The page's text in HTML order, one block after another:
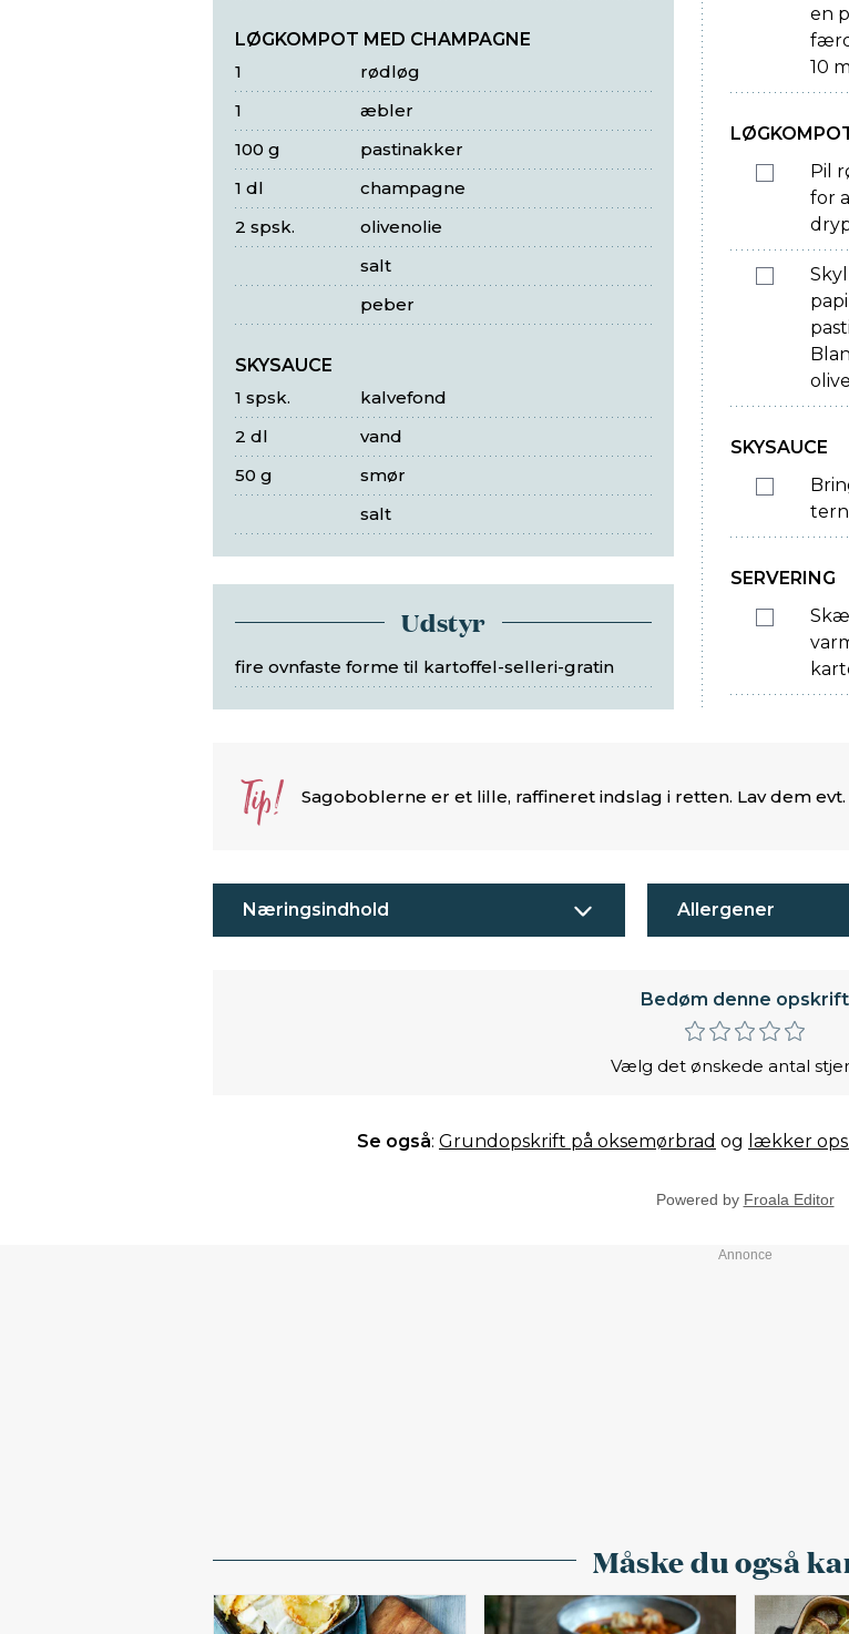
LØGKOMPOT MED CHAMPAGNE
rødløg
1
æbler
1
pastinakker
100 g
champagne
1 dl
olivenolie
2 spsk.
salt
peber
SKYSAUCE
kalvefond
1 spsk.
vand
2 dl
smør
50 g
salt
Udstyr
fire ovnfaste forme til kartoffel-selleri-gratin
en
10
Pil
for
SKYSAUCE
SERVERING
Tip! Sagoboblerne er et lille, raffineret indslag i retten. Lav dem
Næringsindhold Allergener
Bedøm denne opskrift
Vælg det ønskede antal
Se også: Grundopskrift på oksemørbrad og lækker
Powered by Froala Editor
Måske du også